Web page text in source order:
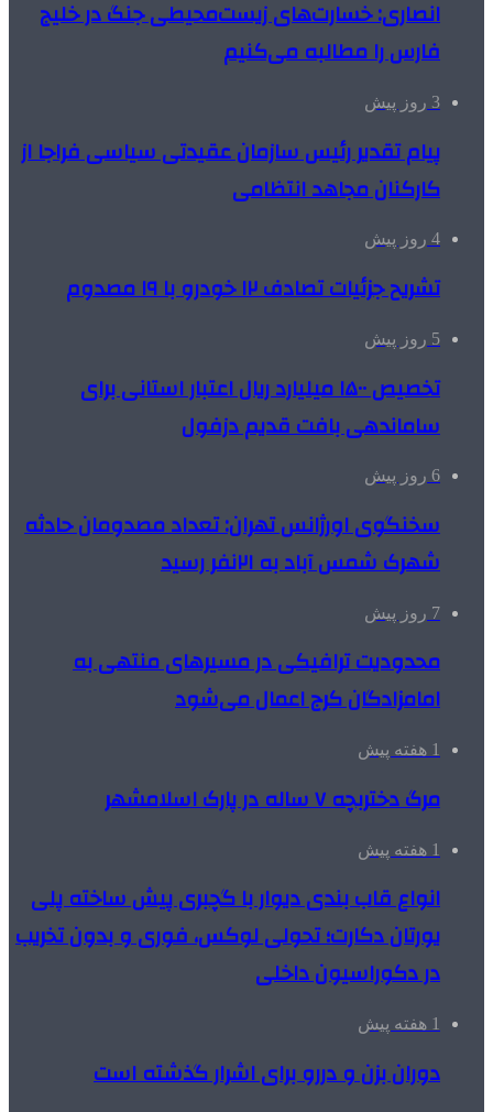
انصاری: خسارت‌های زیست‌محیطی جنگ در خلیج
فارس را مطالبه‌ می‌کنیم
3 روز پیش
پیام تقدیر رئیس سازمان عقیدتی سیاسی فراجا از
کارکنان مجاهد انتظامی
4 روز پیش
تشریح جزئیات تصادف ۱۲ خودرو با ۱۹ مصدوم
5 روز پیش
تخصیص ۱۵۰۰ میلیارد ریال اعتبار استانی برای
ساماندهی بافت قدیم دزفول
6 روز پیش
سخنگوی اورژانس تهران: تعداد مصدومان حادثه
شهرک شمس آباد به ۲۱نفر رسید
7 روز پیش
محدودیت ترافیکی در مسیرهای منتهی به
امامزادگان کرج اعمال می‌شود
1 هفته پیش
مرگ دختربچه ۷ ساله در پارک اسلامشهر
1 هفته پیش
انواع قاب بندی دیوار با گچبری پیش ساخته پلی
یورتان دکارت؛ تحولی لوکس، فوری و بدون تخریب
در دکوراسیون داخلی
1 هفته پیش
دوران بزن و دررو برای اشرار گذشته است